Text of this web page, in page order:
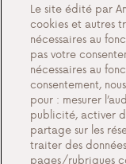
À propos de
Rencontrez
Un futur
Témoignages
Actions
Événements
Le site édité par
cookies et autres
nécessaires au
pas votre
nécessaires au
consentement,
pour : mesurer
publicité, activer
partage sur les
traiter des
pages/rubriques